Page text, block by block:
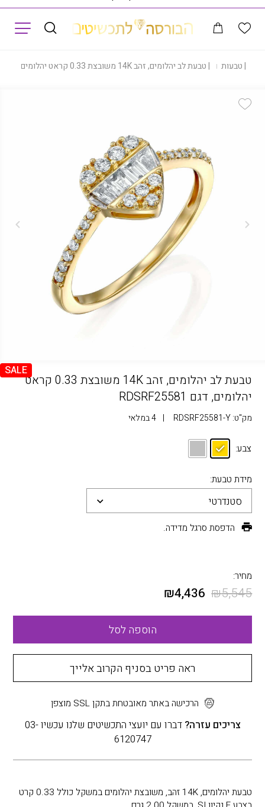
|טבעות |טבעת לב יהלומים, זהב 14K משובצת 0.33 קראט יהלומים, דגם RDSRF25581
SALE
טבעת לב יהלומים, זהב 14K משובצת 0.33 קראט
יהלומים, דגם RDSRF25581
מק"ט:RDSRF25581-Y
| 4 במלאי
צבע:
מידת טבעת:
סטנדרטי
הדפסת סרגל מדידה.
מחיר:
₪5,545
₪4,436
הוספה לסל
ראה פריט בסניף הקרוב אלייך
הרכישה באתר מאובטחת בתקן SSL מוצפן
צריכים עזרה?
דברו עם יועצי התכשיטים שלנו עכשיו 03-
6120747
טבעת יהלומים, 14K זהב, משובצת יהלומים במשקל כולל 0.33 קרט